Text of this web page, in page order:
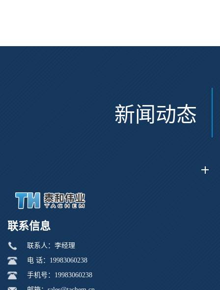
新闻动态
联系信息
联系人：李经理
电 话：19983060238
手机号：19983060238